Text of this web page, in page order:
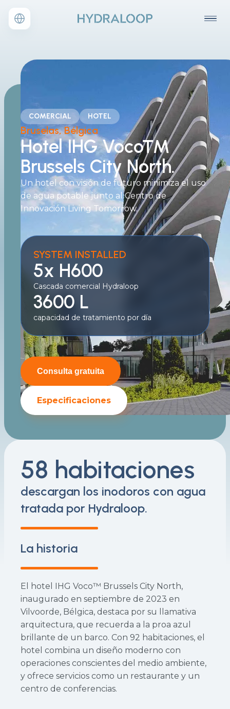
COMERCIAL HOTEL
Bruselas, Bélgica
Hotel IHG Voco™
Brussels City North.
Un hotel con visión de futuro minimiza el uso
de agua potable junto al Centro de
Innovación Living Tomorrow.
SYSTEM INSTALLED
5x H600
Cascada comercial Hydraloop
3600 L
capacidad de tratamiento por día
Consulta gratuita
Especificaciones
58 habitaciones
descargan los inodoros con agua
tratada por Hydraloop.
La historia
El hotel IHG Voco™ Brussels City North,
inaugurado en septiembre de 2023 en
Vilvoorde, Bélgica, destaca por su llamativa
arquitectura, que recuerda a la proa azul
brillante de un barco. Con 92 habitaciones, el
hotel combina un diseño moderno con
operaciones conscientes del medio ambiente,
y ofrece servicios como un restaurante y un
centro de conferencias.